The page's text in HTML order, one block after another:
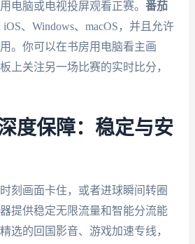
电脑或电视投屏观看正赛。 番茄
、Windows、macOS，并且允许
。你可以在书房用电脑看主画
上关注另一场比赛的实时比分，
度保障：稳定与安
刻画面卡住，或者进球瞬间转圈
提供稳定无限流量和智能分流能
选的回国影音、游戏加速专线，